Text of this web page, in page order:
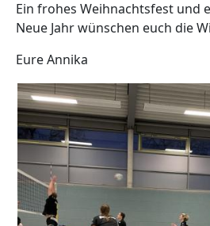
Ein frohes Weihnachtsfest und
Neue Jahr wünschen euch die
Eure Annika